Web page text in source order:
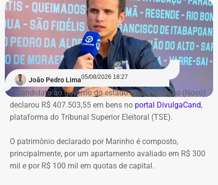
João Pedro Lima05/08/2026 18:27
O candidato ao governo do estado André Marinho (Novo)
declarou R$ 407.503,55 em bens no portal DivulgaCand,
plataforma do Tribunal Superior Eleitoral (TSE).
O patrimônio declarado por Marinho é composto,
principalmente, por um apartamento avaliado em R$ 300
mil e por R$ 100 mil em quotas de capital.